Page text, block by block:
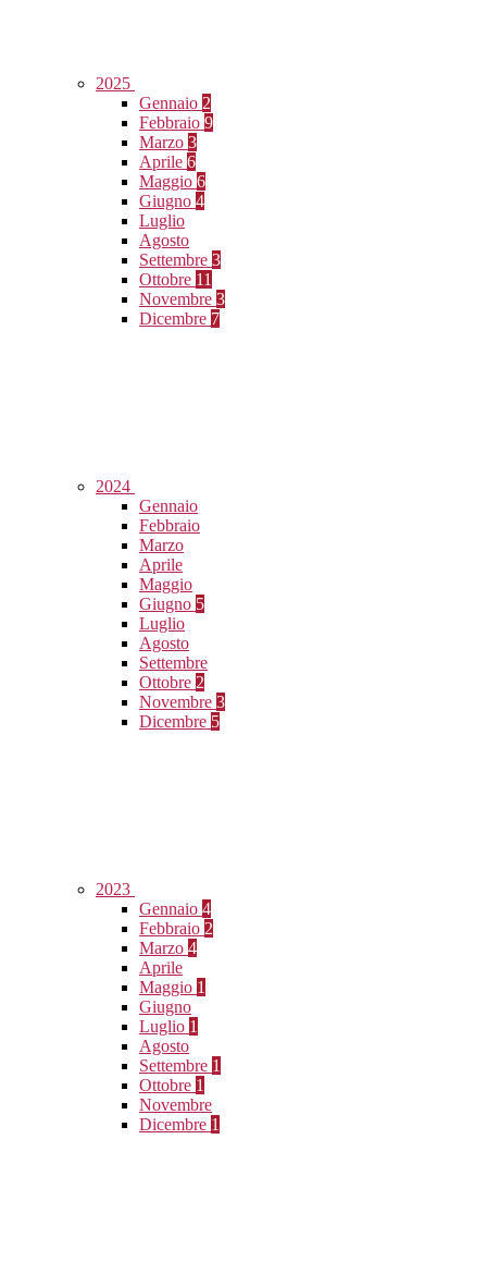
2025
Gennaio 2
Febbraio 9
Marzo 3
Aprile 6
Maggio 6
Giugno 4
Luglio
Agosto
Settembre 3
Ottobre 11
Novembre 3
Dicembre 7
2024
Gennaio
Febbraio
Marzo
Aprile
Maggio
Giugno 5
Luglio
Agosto
Settembre
Ottobre 2
Novembre 3
Dicembre 5
2023
Gennaio 4
Febbraio 2
Marzo 4
Aprile
Maggio 1
Giugno
Luglio 1
Agosto
Settembre 1
Ottobre 1
Novembre
Dicembre 1